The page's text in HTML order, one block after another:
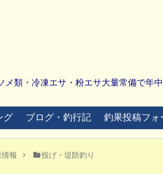
類・冷凍エサ・粉エサ大量常備で年
グ ブログ・釣行記 釣果投稿フォ
情報 投げ・堤防釣り